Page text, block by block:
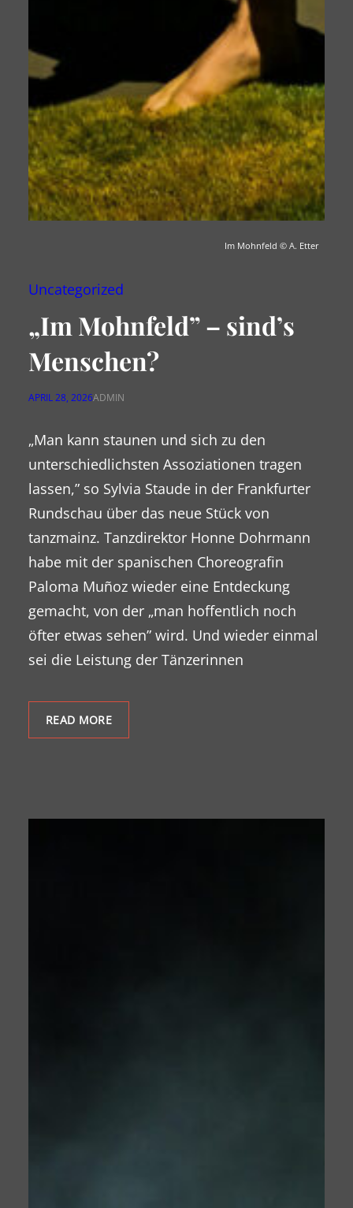
Im Mohnfeld © A. Etter
Uncategorized
„Im Mohnfeld” – sind’s
Menschen?
APRIL 28, 2026ADMIN
„Man kann staunen und sich zu den
unterschiedlichsten Assoziationen tragen
lassen,” so Sylvia Staude in der Frankfurter
Rundschau über das neue Stück von
tanzmainz. Tanzdirektor Honne Dohrmann
habe mit der spanischen Choreografin
Paloma Muñoz wieder eine Entdeckung
gemacht, von der „man hoffentlich noch
öfter etwas sehen” wird. Und wieder einmal
sei die Leistung der Tänzerinnen
READ MORE